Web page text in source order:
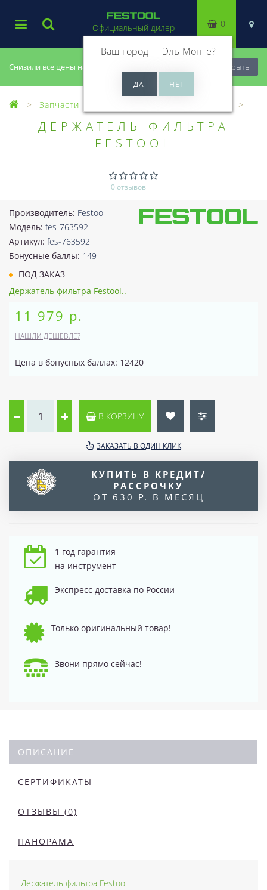
Снизили все цены на 20%, успей купить! Закрыть
Официальный дилер
Ваш город —Эль-Монте?
0
Запчасти Festool
ДЕРЖАТЕЛЬ ФИЛЬТРА
FESTOOL
0 отзывов
Производитель: Festool
Модель: fes-763592
Артикул: fes-763592
Бонусные баллы: 149
ПОД ЗАКАЗ
Держатель фильтра Festool..
11 979 р.
НАШЛИ ДЕШЕВЛЕ?
Цена в бонусных баллах: 12420
В КОРЗИНУ
ЗАКАЗАТЬ В ОДИН КЛИК
КУПИТЬ В КРЕДИТ/
РАССРОЧКУ
ОТ 630 Р. В МЕСЯЦ
1 год гарантия
на инструмент
Экспресс доставка по России
Только оригинальный товар!
Звони прямо сейчас!
ОПИСАНИЕ
СЕРТИФИКАТЫ
ОТЗЫВЫ (0)
ПАНОРАМА
Держатель фильтра Festool